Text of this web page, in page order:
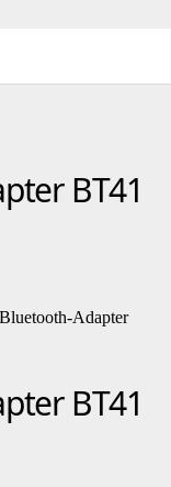
BT41
Adapter
BT41